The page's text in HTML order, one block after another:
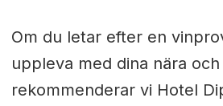
Om du letar efter en
uppleva med dina nära
rekommenderar vi Hotel